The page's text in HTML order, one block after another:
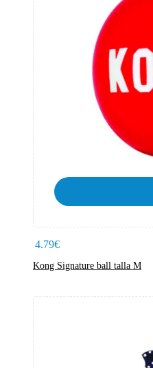
4.79€
Kong Signature ball talla M